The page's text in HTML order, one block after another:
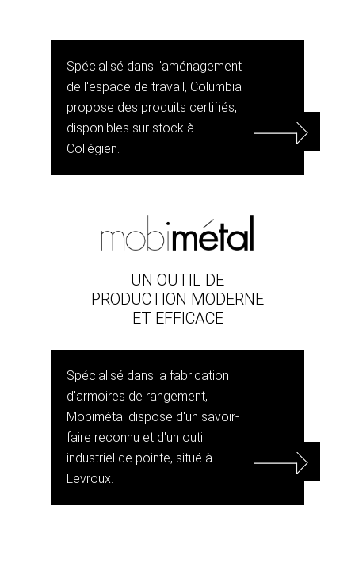
Spécialisé dans l'aménagement
de l'espace de travail, Columbia
propose des produits certifiés,
disponibles sur stock à
Collégien.
UN OUTIL DE
PRODUCTION MODERNE
ET EFFICACE
Spécialisé dans la fabrication
d'armoires de rangement,
Mobimétal dispose d'un savoir-
faire reconnu et d'un outil
industriel de pointe, situé à
Levroux.